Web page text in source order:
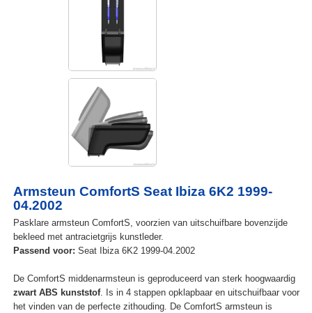
Armsteun ComfortS Seat Ibiza 6K2 1999-
04.2002
Pasklare armsteun ComfortS, voorzien van uitschuifbare bovenzijde
bekleed met antracietgrijs kunstleder.
Passend voor: Seat Ibiza 6K2 1999-04.2002
De ComfortS middenarmsteun is geproduceerd van sterk hoogwaardig
zwart ABS kunststof. Is in 4 stappen opklapbaar en uitschuifbaar voor
het vinden van de perfecte zithouding. De ComfortS armsteun is